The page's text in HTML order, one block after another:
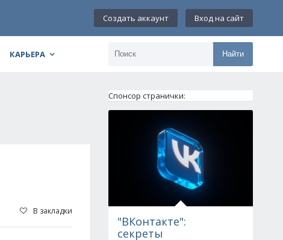
Создать аккаунт Вход на сайт
КАРЬЕРА Найти
В закладки
Спонсор странички:
"ВКонтакте":
секреты